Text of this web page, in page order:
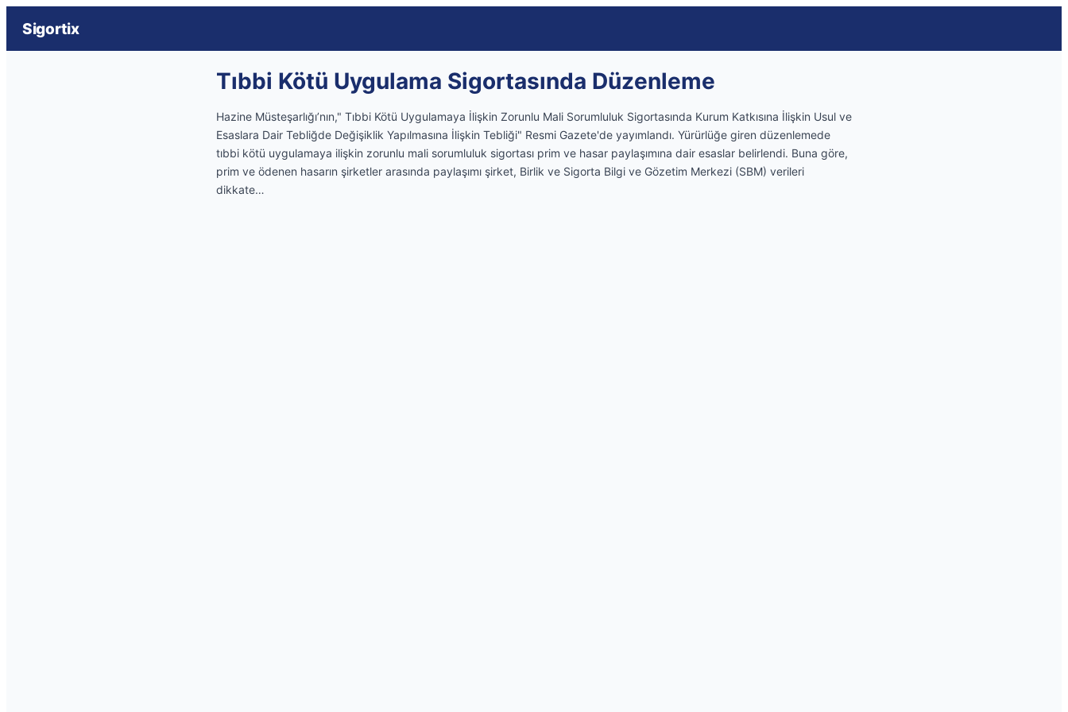
Sigortix
Tıbbi Kötü Uygulama Sigortasında Düzenleme
Hazine Müsteşarlığı’nın," Tıbbi Kötü Uygulamaya İlişkin Zorunlu Mali Sorumluluk Sigortasında Kurum Katkısına İlişkin Usul ve
Esaslara Dair Tebliğde Değişiklik Yapılmasına İlişkin Tebliği" Resmi Gazete'de yayımlandı. Yürürlüğe giren düzenlemede
tıbbi kötü uygulamaya ilişkin zorunlu mali sorumluluk sigortası prim ve hasar paylaşımına dair esaslar belirlendi. Buna göre,
prim ve ödenen hasarın şirketler arasında paylaşımı şirket, Birlik ve Sigorta Bilgi ve Gözetim Merkezi (SBM) verileri
dikkate…